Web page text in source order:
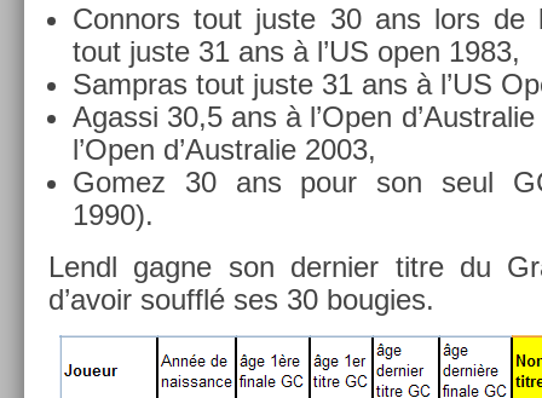
Con­nors tout juste 30 ans lors de
tout juste 31 ans à l’US open 1983,
Sampras tout juste 31 ans à l’US
Agas­si 30,5 ans à l’Open
l’Open d’Australie 2003,
Gomez 30 ans pour son seul
1990).
Lendl gagne son de­rni­er titre du
d’avoir soufflé ses 30 boug­ies.